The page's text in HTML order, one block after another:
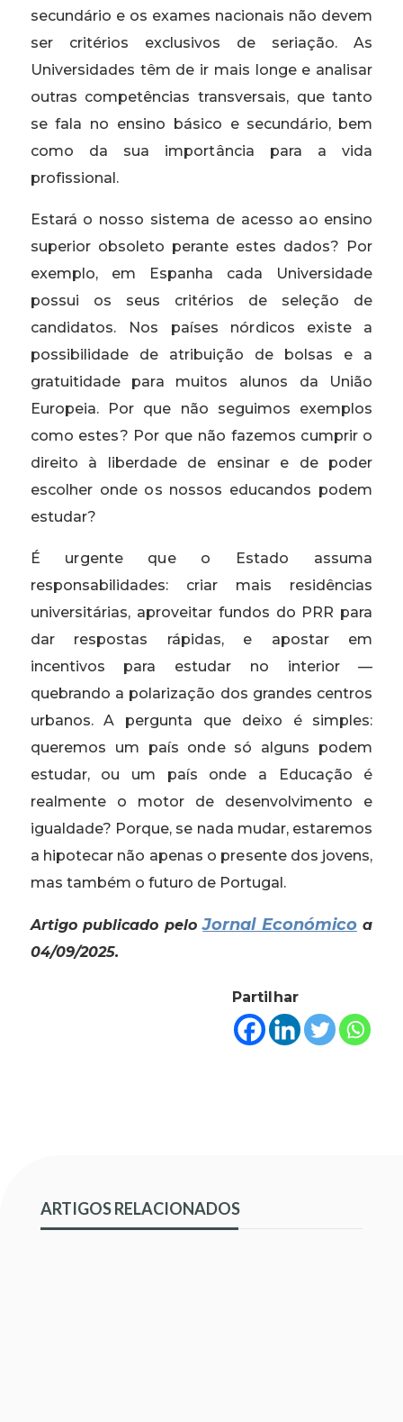
secundário e os exames nacionais não devem
ser critérios exclusivos de seriação. As
Universidades têm de ir mais longe e analisar
outras competências transversais, que tanto
se fala no ensino básico e secundário, bem
como da sua importância para a vida
profissional.
Estará o nosso sistema de acesso ao ensino
superior obsoleto perante estes dados? Por
exemplo, em Espanha cada Universidade
possui os seus critérios de seleção de
candidatos. Nos países nórdicos existe a
possibilidade de atribuição de bolsas e a
gratuitidade para muitos alunos da União
Europeia. Por que não seguimos exemplos
como estes? Por que não fazemos cumprir o
direito à liberdade de ensinar e de poder
escolher onde os nossos educandos podem
estudar?
É urgente que o Estado assuma
responsabilidades: criar mais residências
universitárias, aproveitar fundos do PRR para
dar respostas rápidas, e apostar em
incentivos para estudar no interior —
quebrando a polarização dos grandes centros
urbanos. A pergunta que deixo é simples:
queremos um país onde só alguns podem
estudar, ou um país onde a Educação é
realmente o motor de desenvolvimento e
igualdade? Porque, se nada mudar, estaremos
a hipotecar não apenas o presente dos jovens,
mas também o futuro de Portugal.
Artigo publicado peloJornal Económicoa
04/09/2025.
Partilhar
ARTIGOS RELACIONADOS